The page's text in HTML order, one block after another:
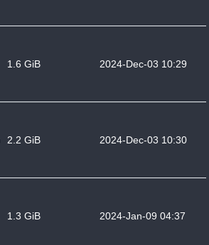
1.6 GiB 2024-Dec-03 10:29
2.2 GiB 2024-Dec-03 10:30
1.3 GiB 2024-Jan-09 04:37